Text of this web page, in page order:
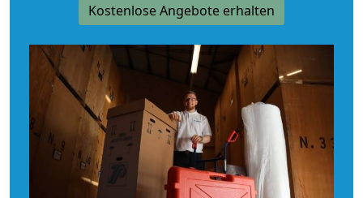
Kostenlose Angebote erhalten